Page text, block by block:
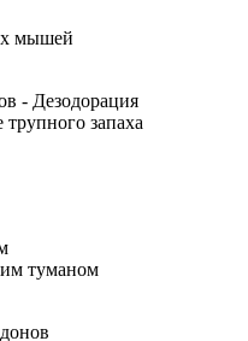
мышей
- Дезодорация
запаха
туманом